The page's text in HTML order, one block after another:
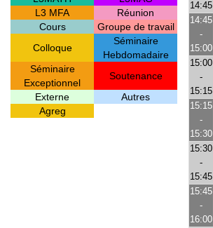
L3 MFA
Réunion
Cours
Groupe de travail
Colloque
Séminaire
Hebdomadaire
Séminaire
Exceptionnel
Soutenance
Externe
Autres
Agreg
14:45
14:45
-
15:00
15:00
-
15:15
15:15
-
15:30
15:30
-
15:45
15:45
-
16:00